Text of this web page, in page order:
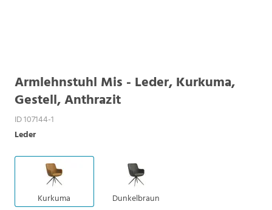
Armlehnstuhl Mis - Leder, Kurkuma,
Gestell, Anthrazit
ID 107144-1
Leder
Kurkuma Dunkelbraun